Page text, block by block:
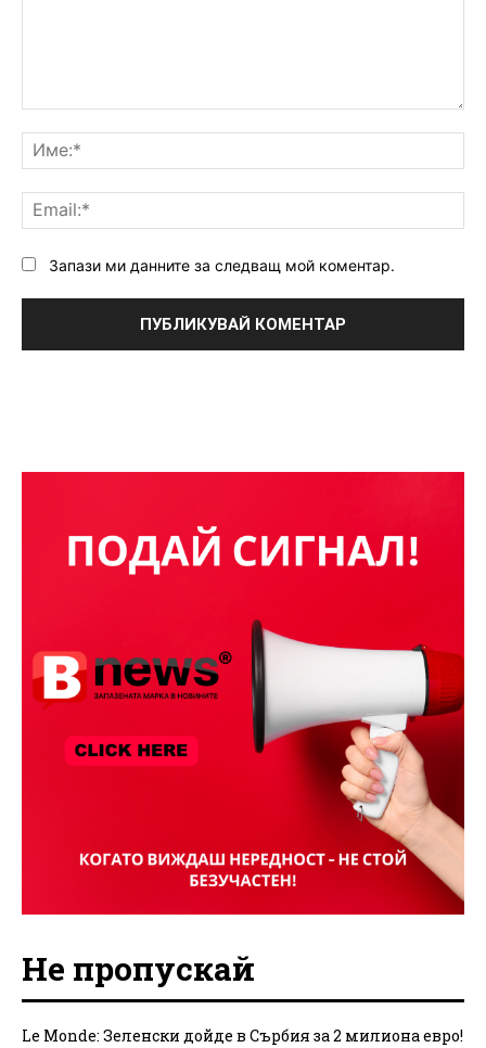
Запази ми данните за следващ мой коментар.
Не пропускай
Le Monde: Зеленски дойде в Сърбия за 2 милиона евро!